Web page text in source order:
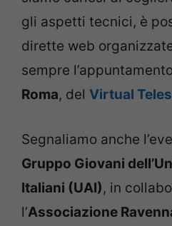
gli aspetti tecnici, è
dirette web organizzate
sempre
Roma, del Virtual
Segnaliamo anche
Gruppo Giovani
Italiani (UAI), in
l’Associazione